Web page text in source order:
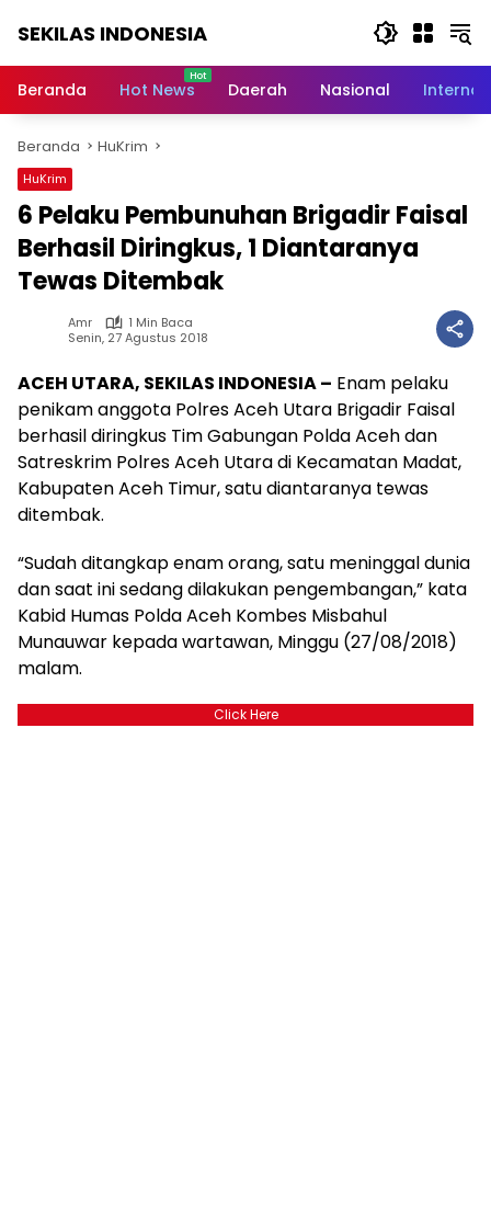
SEKILAS INDONESIA
Terkini,
Latest
World,
Headlines,
News
Today
Beranda Hot News Daerah Nasional
Beranda HuKrim
HuKrim
6 Pelaku Pembunuhan Brigadir Faisal
Berhasil Diringkus, 1 Diantaranya
Tewas Ditembak
Amr
1 Min Baca
Senin, 27 Agustus 2018
ACEH UTARA, SEKILAS INDONESIA – Enam pelaku
penikam anggota Polres Aceh Utara Brigadir Faisal
berhasil diringkus Tim Gabungan Polda Aceh dan
Satreskrim Polres Aceh Utara di Kecamatan Madat,
Kabupaten Aceh Timur, satu diantaranya tewas
ditembak.
“Sudah ditangkap enam orang, satu meninggal dunia
dan saat ini sedang dilakukan pengembangan,” kata
Kabid Humas Polda Aceh Kombes Misbahul
Munauwar kepada wartawan, Minggu (27/08/2018)
malam.
Click Here